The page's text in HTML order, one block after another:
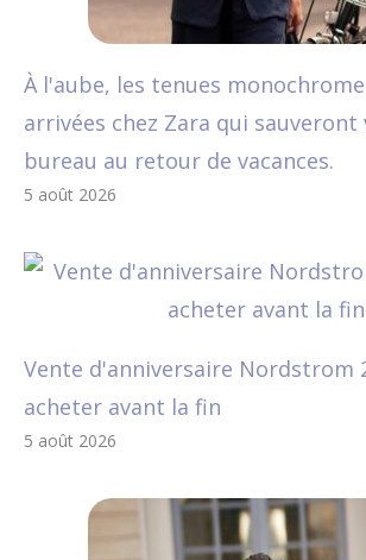
À l'aube, les tenues
arrivées chez Zara qui sauveront
bureau au retour de vacances.
5 août 2026
Vente d'anniversaire Nordstrom
acheter avant la fin
5 août 2026